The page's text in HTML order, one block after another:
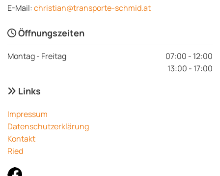
E-Mail:christian@transporte-schmid.at
Öffnungszeiten
Montag - Freitag
07:00 - 12:00
13:00 - 17:00
 Links
Impressum
Datenschutzerklärung
Kontakt
Ried